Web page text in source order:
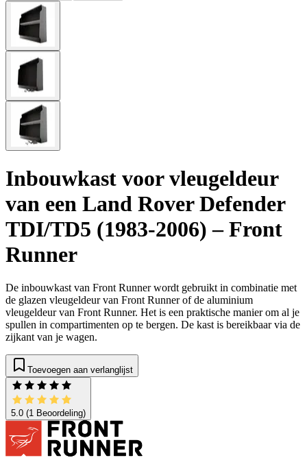
Inbouwkast voor vleugeldeur
van een Land Rover Defender
TDI/TD5 (1983-2006) – Front
Runner
De inbouwkast van Front Runner wordt gebruikt in combinatie met
de glazen vleugeldeur van Front Runner of de aluminium
vleugeldeur van Front Runner. Het is een praktische manier om al je
spullen in compartimenten op te bergen. De kast is bereikbaar via de
zijkant van je wagen.
Toevoegen aan verlanglijst
5.0 (1 Beoordeling)